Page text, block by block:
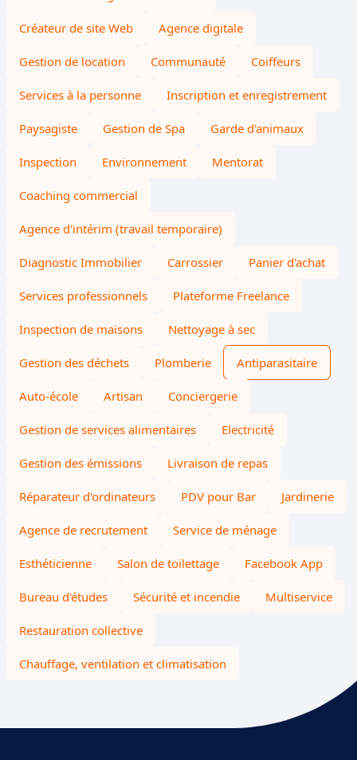
Créateur de site Web Agence digitale
Gestion de location Communauté Coiffeurs
Services à la personne Inscription et enregistrement
Paysagiste Gestion de Spa Garde d'animaux
Inspection Environnement Mentorat
Coaching commercial
Agence d'intérim (travail temporaire)
Diagnostic Immobilier Carrossier Panier d'achat
Services professionnels Plateforme Freelance
Inspection de maisons Nettoyage à sec
Gestion des déchets Plomberie Antiparasitaire
Auto-école Artisan Conciergerie
Gestion de services alimentaires Electricité
Gestion des émissions Livraison de repas
Réparateur d'ordinateurs PDV pour Bar Jardinerie
Agence de recrutement Service de ménage
Esthéticienne Salon de toilettage Facebook App
Bureau d'études Sécurité et incendie Multiservice
Restauration collective
Chauffage, ventilation et climatisation